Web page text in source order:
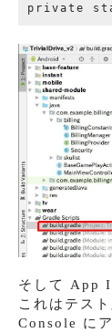
そして App
これはテス
Console に